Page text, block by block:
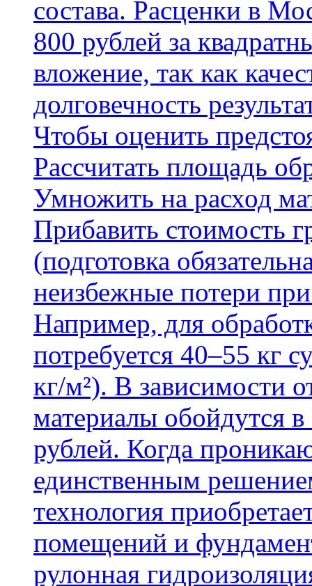
состава. Расценки в
800 рублей за
вложение, так как
долговечность
Чтобы оценить
Рассчитать площадь
Умножить на расход
Прибавить стоимость
(подготовка
неизбежные потери
Например, для
потребуется 40–55 кг
кг/м²). В зависимости
материалы обойдутся
рублей. Когда
единственным
технология
помещений и
рулонная